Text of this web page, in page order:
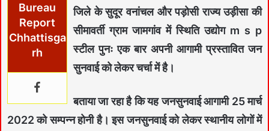
Bureau
Report
Chhattisga
rh
जिले के सुदूर वनांचल और पड़ोसी राज्य उड़ीसा की
सीमावर्ती ग्राम जामगांव में स्थिति उद्योग m s p
स्टील पुनः एक बार अपनी आगामी प्रस्तावित जन
सुनवाई को लेकर चर्चा में है।
बताया जा रहा है कि यह जनसुनवाई आगामी 25 मार्च
2022 को सम्पन्न होनी है। इस जनसुनवाई को लेकर स्थानीय लोगों में